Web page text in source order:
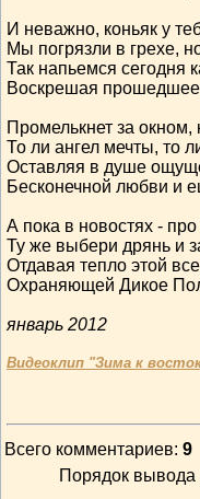
И неважно, коньяк у
Мы погрязли в грехе,
Так напьемся сегодня
Воскрешая прошедшее
Промелькнет за окном,
То ли ангел мечты, то
Оставляя в душе
Бесконечной любви и
А пока в новостях -
Ту же выбери дрянь и
Отдавая тепло этой
Охраняющей Дикое
январь 2012
Видеоклип "Зима к
Всего комментариев: 9
Порядок вывода